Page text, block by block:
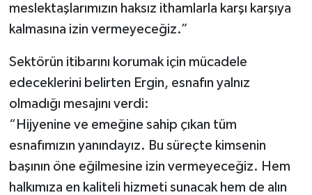
meslektaşlarımızın haksız ithamlarla karşı karşıya
kalmasına izin vermeyeceğiz.”
Sektörün itibarını korumak için mücadele
edeceklerini belirten Ergin, esnafın yalnız
olmadığı mesajını verdi:
“Hijyenine ve emeğine sahip çıkan tüm
esnafımızın yanındayız. Bu süreçte kimsenin
başının öne eğilmesine izin vermeyeceğiz. Hem
halkımıza en kaliteli hizmeti sunacak hem de alın